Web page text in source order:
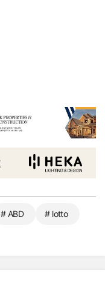
# ABD # lotto